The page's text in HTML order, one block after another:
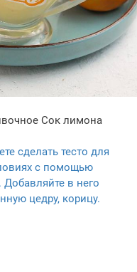
Сок лимона
сделать тесто для
с помощью
в него
цедру, корицу.